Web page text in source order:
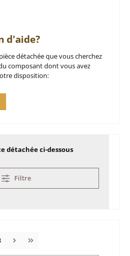
d'aide?
détachée que vous cherchez
composant dont vous avez
disposition:
détachée ci-dessous
Filtre